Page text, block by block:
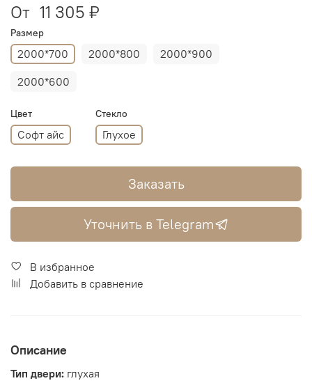
От 11 305 ₽
Размер
2000*700 2000*800
2000*900
2000*600
Цвет
Софт айс
Стекло
Глухое
Заказать
Уточнить в Telegram
В избранное
Добавить в сравнение
Описание
Тип двери: глухая